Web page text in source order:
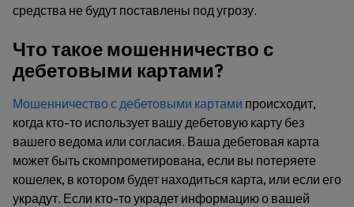
средства не будут поставлены под угрозу.
Что такое мошенничество с
дебетовыми картами?
Мошенничество с дебетовыми картами происходит,
когда кто-то использует вашу дебетовую карту без
вашего ведома или согласия. Ваша дебетовая карта
может быть скомпрометирована, если вы потеряете
кошелек, в котором будет находиться карта, или если его
украдут. Если кто-то украдет информацию о вашей